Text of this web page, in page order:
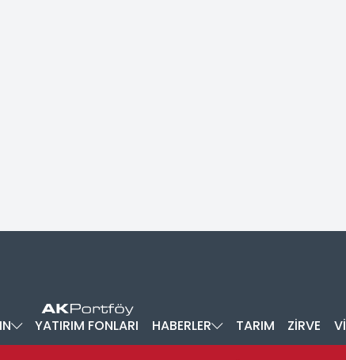
YATIRIM FONLARI HABERLER TARIM ZİRVE